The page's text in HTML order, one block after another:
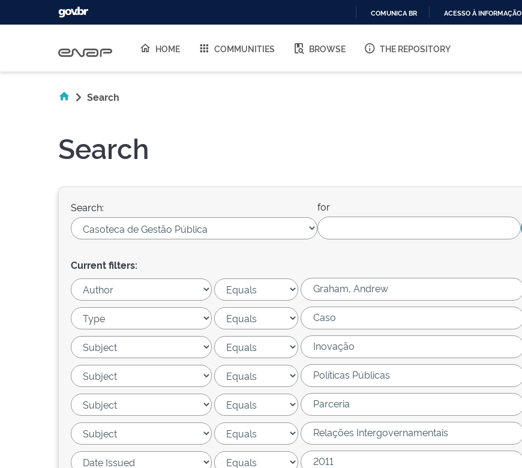
O
COMUNICA BR ACESSO À INFORMAÇÃO
HOME COMMUNITIES BROWSE THE REPOSITORY
Search
Search
Search: for
Current filters: